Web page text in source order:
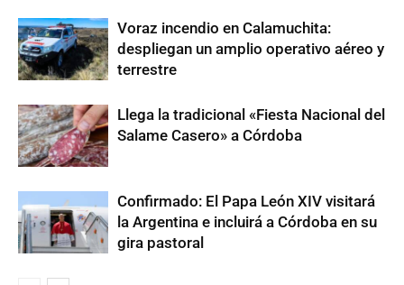
Voraz incendio en Calamuchita:
despliegan un amplio operativo aéreo y
terrestre
Llega la tradicional «Fiesta Nacional del
Salame Casero» a Córdoba
Confirmado: El Papa León XIV visitará
la Argentina e incluirá a Córdoba en su
gira pastoral